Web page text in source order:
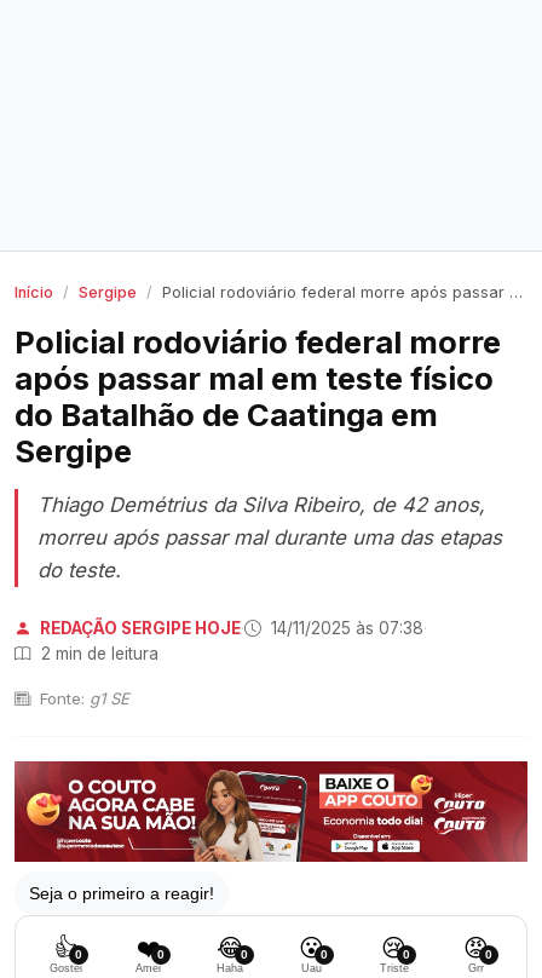
Início Sergipe Policial rodoviário federal morre após passar mal em teste físico do Batalhão de Caatinga em Sergipe
Policial rodoviário federal morre
após passar mal em teste físico
do Batalhão de Caatinga em
Sergipe
Thiago Demétrius da Silva Ribeiro, de 42 anos,
morreu após passar mal durante uma das etapas
do teste.
REDAÇÃO SERGIPE HOJE· 14/11/2025 às 07:38·
2 min de leitura
Fonte: g1 SE
Seja o primeiro a reagir!
👍0
Gostei
❤️0
Amei
😂0
Haha
😮0
Uau
😢0
Triste
😡0
Grr